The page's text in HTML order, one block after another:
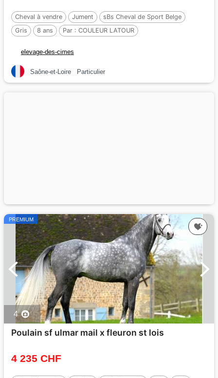
Cheval à vendre Jument
sBs Cheval de Sport Belge
Gris
8 ans Par : COULEUR LATOUR
elevage-des-cimes
Saône-et-Loire Particulier
PREMIUM
4
Poulain sf ulmar mail x fleuron st lois
4 235 CHF